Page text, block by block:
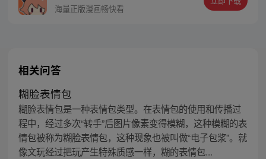
海量正版漫画畅快看
相关问答
糊脸表情包
糊脸表情包是一种表情包类型。在表情包的使用和传播过
程中，经过多次“转手”后图片像素变得模糊，这种模糊的表
情包被称为糊脸表情包，这种现象也被叫做“电子包浆”。就
像文玩经过把玩产生特殊质感一样，糊的表情包...